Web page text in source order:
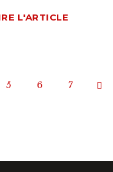
L'ARTICLE
5 6 7